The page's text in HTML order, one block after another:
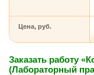
Цена, руб.
Заказать работу
(Лабораторный